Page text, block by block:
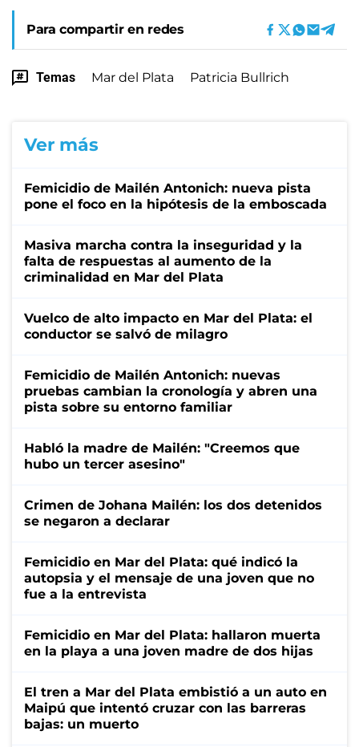
Para compartir en redes
Temas Mar del Plata Patricia Bullrich
Ver más
Femicidio de Mailén Antonich: nueva pista
pone el foco en la hipótesis de la emboscada
Masiva marcha contra la inseguridad y la
falta de respuestas al aumento de la
criminalidad en Mar del Plata
Vuelco de alto impacto en Mar del Plata: el
conductor se salvó de milagro
Femicidio de Mailén Antonich: nuevas
pruebas cambian la cronología y abren una
pista sobre su entorno familiar
Habló la madre de Mailén: "Creemos que
hubo un tercer asesino"
Crimen de Johana Mailén: los dos detenidos
se negaron a declarar
Femicidio en Mar del Plata: qué indicó la
autopsia y el mensaje de una joven que no
fue a la entrevista
Femicidio en Mar del Plata: hallaron muerta
en la playa a una joven madre de dos hijas
El tren a Mar del Plata embistió a un auto en
Maipú que intentó cruzar con las barreras
bajas: un muerto